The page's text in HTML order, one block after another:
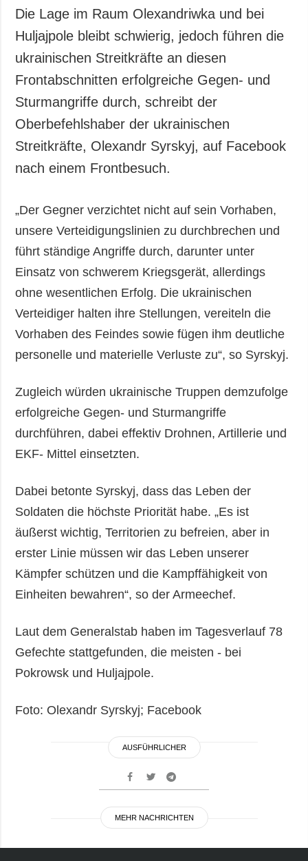
Die Lage im Raum Olexandriwka und bei
Huljajpole bleibt schwierig, jedoch führen die
ukrainischen Streitkräfte an diesen
Frontabschnitten erfolgreiche Gegen- und
Sturmangriffe durch, schreibt der
Oberbefehlshaber der ukrainischen
Streitkräfte, Olexandr Syrskyj, auf Facebook
nach einem Frontbesuch.
„Der Gegner verzichtet nicht auf sein Vorhaben,
unsere Verteidigungslinien zu durchbrechen und
führt ständige Angriffe durch, darunter unter
Einsatz von schwerem Kriegsgerät, allerdings
ohne wesentlichen Erfolg. Die ukrainischen
Verteidiger halten ihre Stellungen, vereiteln die
Vorhaben des Feindes sowie fügen ihm deutliche
personelle und materielle Verluste zu“, so Syrskyj.
Zugleich würden ukrainische Truppen demzufolge
erfolgreiche Gegen- und Sturmangriffe
durchführen, dabei effektiv Drohnen, Artillerie und
EKF- Mittel einsetzten.
Dabei betonte Syrskyj, dass das Leben der
Soldaten die höchste Priorität habe. „Es ist
äußerst wichtig, Territorien zu befreien, aber in
erster Linie müssen wir das Leben unserer
Kämpfer schützen und die Kampffähigkeit von
Einheiten bewahren“, so der Armeechef.
Laut dem Generalstab haben im Tagesverlauf 78
Gefechte stattgefunden, die meisten - bei
Pokrowsk und Huljajpole.
Foto: Olexandr Syrskyj; Facebook
AUSFÜHRLICHER
MEHR NACHRICHTEN